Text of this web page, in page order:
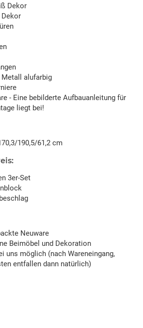
Dekor
alufarbig
- Eine bebilderte Aufbauanleitung für
liegt bei!
190,5/61,2 cm
3er-Set
Neuware
Beimöbel und Dekoration
uns möglich (nach Wareneingang,
entfallen dann natürlich)